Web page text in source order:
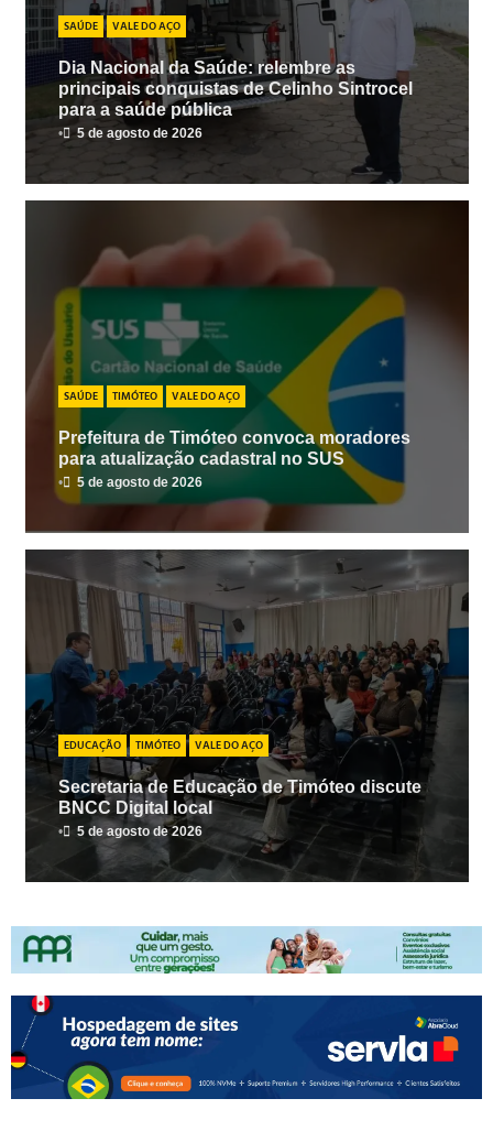
SAÚDE VALE DO AÇO
Dia Nacional da Saúde: relembre as
principais conquistas de Celinho Sintrocel
para a saúde pública
• 5 de agosto de 2026
SAÚDE TIMÓTEO VALE DO AÇO
Prefeitura de Timóteo convoca moradores
para atualização cadastral no SUS
• 5 de agosto de 2026
EDUCAÇÃO TIMÓTEO VALE DO AÇO
Secretaria de Educação de Timóteo discute
BNCC Digital local
• 5 de agosto de 2026